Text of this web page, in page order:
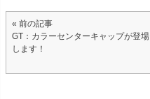
« 前の記事
GT：カラーセンターキャップが登場
します！